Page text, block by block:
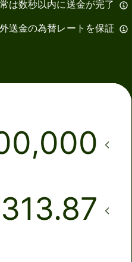
は数秒以内に送金が完了
送金の為替レートを保証